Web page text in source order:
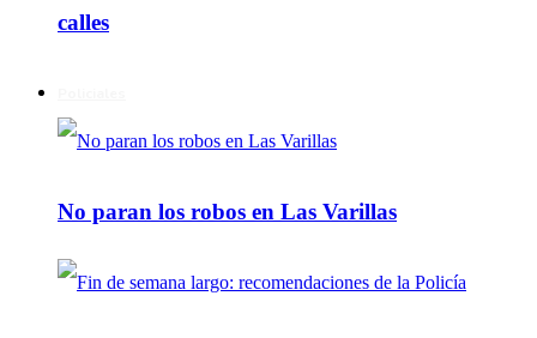
calles
No paran los robos en Las Varillas